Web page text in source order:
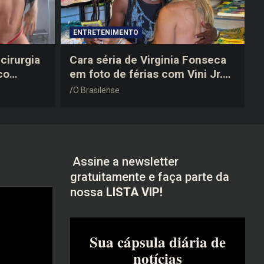
a
ENTRETENIMENTO
Cara séria de Virginia Fonseca
em foto de férias com Vini Jr.
vira piada na web: “Não
O Brasilense
Assine a newsletter
gratuitamente e faça parte da
nossa LISTA VIP!
Sua cápsula diária de
notícias